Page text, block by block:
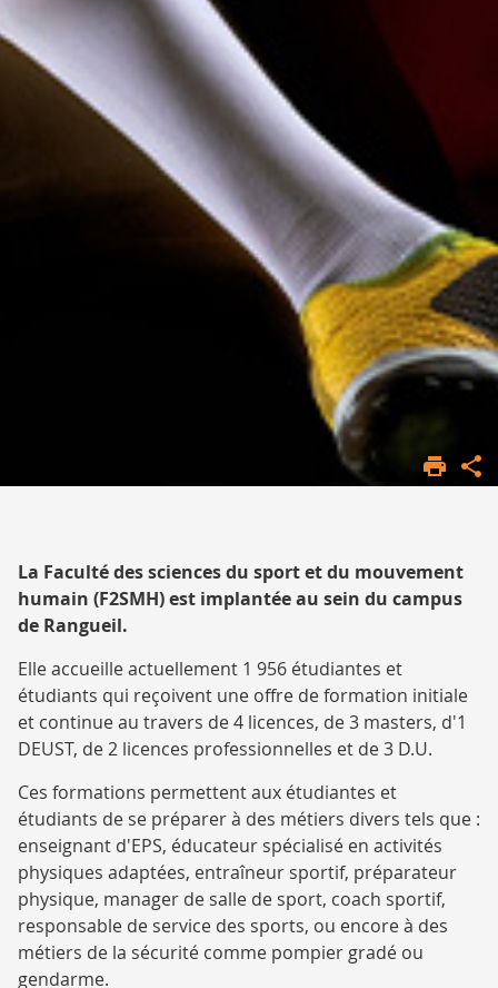
F2SMH
La Faculté des sciences du sport et du mouvement
humain (F2SMH) est implantée au sein du campus
de Rangueil.
Elle accueille actuellement 1 956 étudiantes et
étudiants qui reçoivent une offre de formation initiale
et continue au travers de 4 licences, de 3 masters, d'1
DEUST, de 2 licences professionnelles et de 3 D.U.
Ces formations permettent aux étudiantes et
étudiants de se préparer à des métiers divers tels que :
enseignant d'EPS, éducateur spécialisé en activités
physiques adaptées, entraîneur sportif, préparateur
physique, manager de salle de sport, coach sportif,
responsable de service des sports, ou encore à des
métiers de la sécurité comme pompier gradé ou
gendarme.